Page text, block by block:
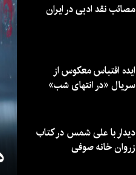
مصائب نقد ادبی در ایران
ایده اقتباس معکوس از
سریال «در انتهای شب»
دیدار با علی شمس در کتاب
زروان خانه صوفی